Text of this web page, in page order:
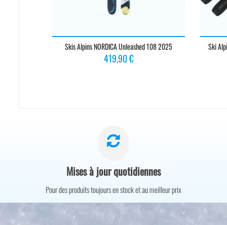
Skis Alpins NORDICA Unleashed 108 2025
Prix
419,90 €
Ski
Mises à jour quotidiennes
Pour des produits toujours en stock et au meilleur prix